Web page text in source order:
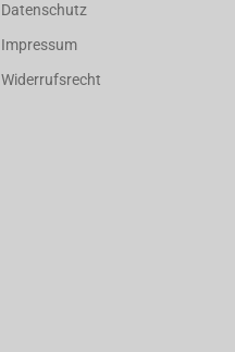
Datenschutz
Impressum
Widerrufsrecht